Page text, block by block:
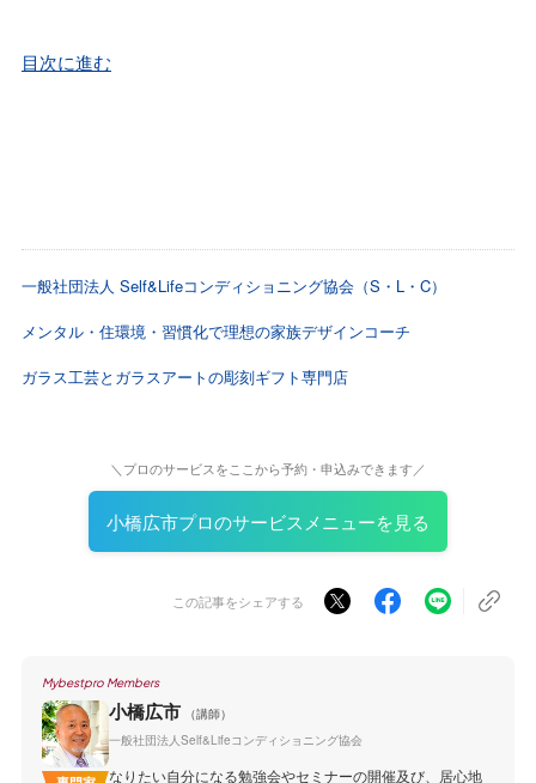
目次に進む
一般社団法人 Self&Lifeコンディショニング協会（S・L・C）
メンタル・住環境・習慣化で理想の家族デザインコーチ
ガラス工芸とガラスアートの彫刻ギフト専門店
＼プロのサービスをここから予約・申込みできます／
小橋広市プロのサービスメニューを見る
この記事をシェアする
Mybestpro Members
小橋広市
（講師）
一般社団法人Self&Lifeコンディショニング協会
なりたい自分になる勉強会やセミナーの開催及び、居心地